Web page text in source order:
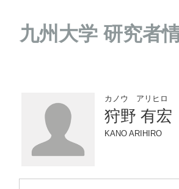
九州大学 研究者
カノウ アリヒロ
狩野 有宏
KANO ARIHIRO